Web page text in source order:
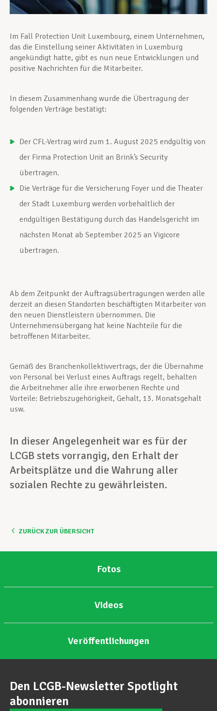
Im Fall Protection Unit Luxembourg, einem Unternehmen,
das die Einstellung seiner Aktivitäten in Luxemburg
angekündigt hatte, gibt es nun neue Entwicklungen und
positive Nachrichten für die Mitarbeiter.
In diesem Zusammenhang wurde die Übertragung der
folgenden Verträge bestätigt:
Der CFL-Vertrag wird zum 1. August 2025 endgültig von
der Firma Protection Unit an Brink’s Security
übertragen.
Die Verträge für die Versicherung Foyer und die Theater
der Stadt Luxemburg werden vorbehaltlich der
endgültigen Bestätigung durch das Handelsgericht im
nächsten Monat ab September 2025 an Vigicore
übertragen.
Ab dem Zeitpunkt der Auftragsübertragungen werden alle
derzeit an diesen Standorten beschäftigten Mitarbeiter von
den neuen Dienstleistern übernommen. Die
Unternehmensübergang hat keine Nachteile für die
betroffenen Mitarbeiter.
Gemäß des Branchenkollektivvertrags, der die Übernahme
von Personal bei Verlust eines Auftrags regelt, behalten
die Arbeitnehmer alle ihre erworbenen Rechte und
Vorteile: Betriebszugehörigkeit, Gehalt, 13. Monatsgehalt
usw.
In dieser Angelegenheit war es für der
LCGB stets vorrangig, den Erhalt der
Arbeitsplätze und die Wahrung aller
sozialen Rechte zu gewährleisten.
ZURÜCK ZUR ÜBERSICHT
Fotos
Videos
Veröffentlichungen
Den LCGB-Newsletter Spotlight
abonnieren